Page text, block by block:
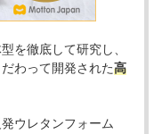
を徹底して研究し、
わって開発された高
ウレタンフォーム